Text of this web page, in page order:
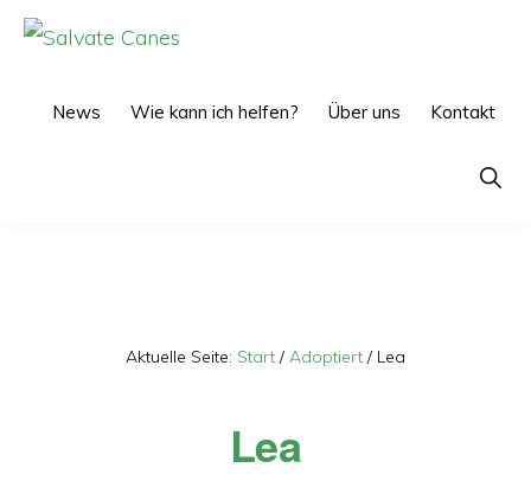
Zur
Zum
News Wie kann ich helfen? Über uns Kontakt
Show
Aktuelle Seite: Start / Adoptiert / Lea
Lea